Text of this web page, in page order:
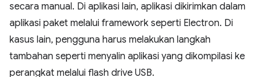
secara manual. Di aplikasi lain, aplikasi dikirimkan dalam
aplikasi paket melalui framework seperti Electron. Di
kasus lain, pengguna harus melakukan langkah
tambahan seperti menyalin aplikasi yang dikompilasi ke
perangkat melalui flash drive USB.